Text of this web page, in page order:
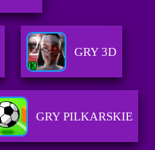
GRY 3D
GRY PILKARSKIE